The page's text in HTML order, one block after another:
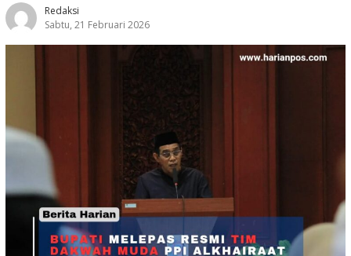
Redaksi
Sabtu, 21 Februari 2026